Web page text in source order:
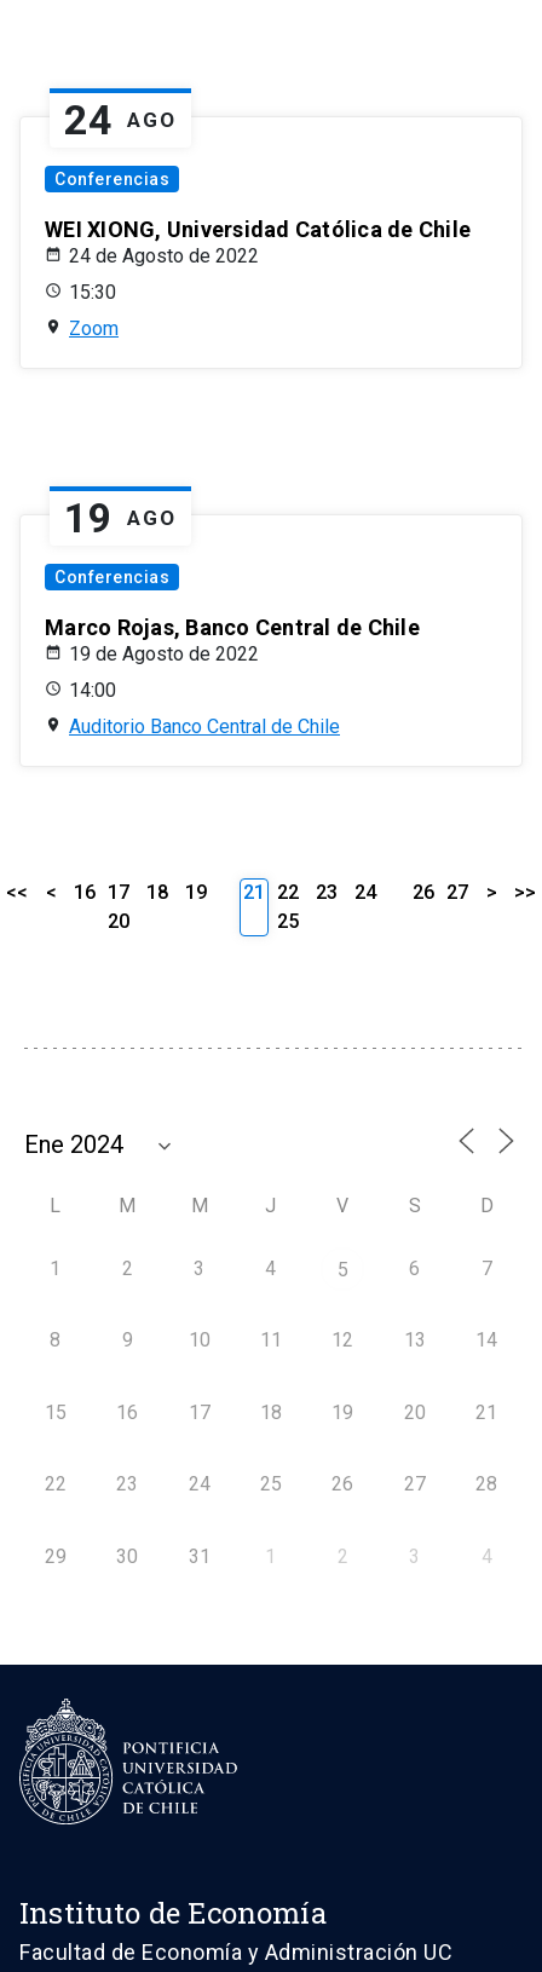
24 AGO
Conferencias
WEI XIONG, Universidad Católica de Chile
24 de Agosto de 2022
15:30
Zoom
19 AGO
Conferencias
Marco Rojas, Banco Central de Chile
19 de Agosto de 2022
14:00
Auditorio Banco Central de Chile
<< < 16 17 18
19
20
21 22 23
24
25
26 27 > >>
L M M J V S D
1 2 3 4 5 6 7
8 9 10 11 12 13 14
15 16 17 18 19 20 21
22 23 24 25 26 27 28
29 30 31 1 2 3 4
Instituto de Economía
Facultad de Economía y Administración UC